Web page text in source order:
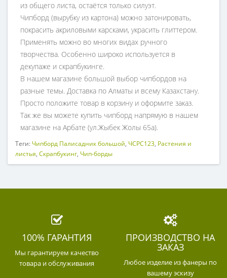
из общего листа, остаётся только силуэт.
Чипборд (вырубку из картона) можно затонировать,
покрасить акриловыми карсками, украсить глиттером.
Применять можно во многих видах ручного
творчества. Особенно широко используется в
декупаже и скрапбукинге.
В нашем магазине большой выбор чипбордов на
разные темы. Доставка по Алматы и всему Казахстану.
Просто положите товар в корзину и оформите заказ.
Так же вы можете купить чипборд напрямую в нашем
магазине на Арбате (ул.Жыбек Жолы 65а).
Теги: Чипборд Палисадник большой, ЧСРС123, Растения и
листья, Скрапбукинг, Чип-борды
100% ГАРАНТИЯ
Мы гарантируем качество
товара и обслуживания
ПРОИЗВОДСТВО НА
ЗАКАЗ
Любое изделие из фанеры по
вашему эскизу